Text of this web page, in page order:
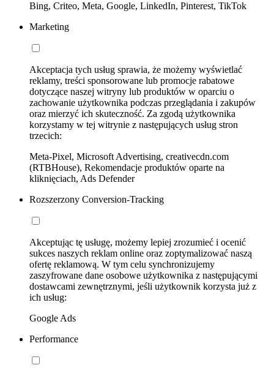
Bing, Criteo, Meta, Google, LinkedIn, Pinterest, TikTok
Marketing
Akceptacja tych usług sprawia, że możemy wyświetlać
reklamy, treści sponsorowane lub promocje rabatowe
dotyczące naszej witryny lub produktów w oparciu o
zachowanie użytkownika podczas przeglądania i zakupów
oraz mierzyć ich skuteczność. Za zgodą użytkownika
korzystamy w tej witrynie z następujących usług stron
trzecich:
Meta-Pixel, Microsoft Advertising, creativecdn.com
(RTBHouse), Rekomendacje produktów oparte na
kliknięciach, Ads Defender
Rozszerzony Conversion-Tracking
Akceptując tę usługę, możemy lepiej zrozumieć i ocenić
sukces naszych reklam online oraz zoptymalizować naszą
ofertę reklamową. W tym celu synchronizujemy
zaszyfrowane dane osobowe użytkownika z następującymi
dostawcami zewnętrznymi, jeśli użytkownik korzysta już z
ich usług:
Google Ads
Performance